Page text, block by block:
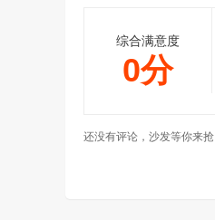
综合满意度
0分
还没有评论，沙发等你来抢